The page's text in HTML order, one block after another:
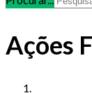
Ações